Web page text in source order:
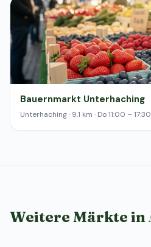
Bauernmarkt Unterhaching
Unterhaching · 9.1 km · Do 11:00 – 17:30
Weitere Märkte in